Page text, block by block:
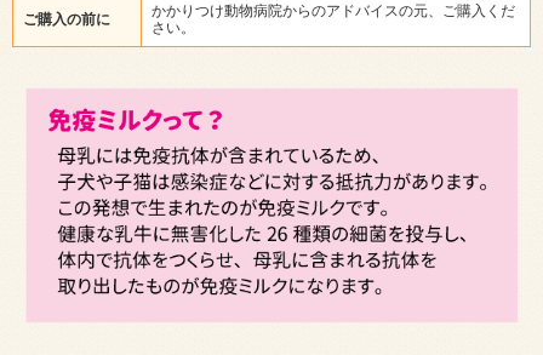
ご購入の前に
かかりつけ動物病院からのアドバイスの元、ご購入くだ
さい。